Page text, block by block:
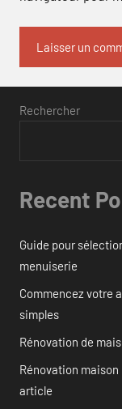
Rechercher
Recent
Guide pour
menuiserie
Commencez votre
simples
Rénovation de
Rénovation
article